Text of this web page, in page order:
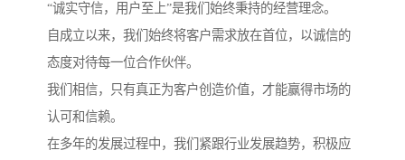
“诚实守信，用户至上”是我们始终秉持的经营理念。
自成立以来，我们始终将客户需求放在首位，以诚信的
态度对待每一位合作伙伴。
我们相信，只有真正为客户创造价值，才能赢得市场的
认可和信赖。
在多年的发展过程中，我们紧跟行业发展趋势，积极应